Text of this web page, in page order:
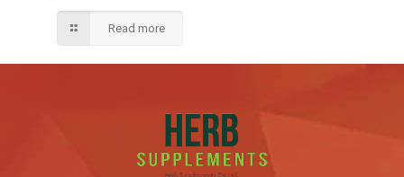
Read more